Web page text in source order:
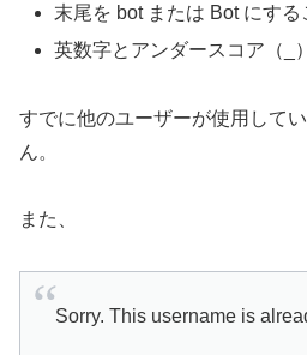
末尾を bot または Bot にする
英数字とアンダースコア（_
すでに他のユーザーが使用して
ん。
また、
Sorry. This username is